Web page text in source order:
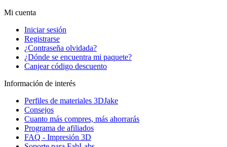
Mi cuenta
Iniciar sesión
Registrarse
¿Contraseña olvidada?
¿Dónde se encuentra mi paquete?
Canjear código descuento
Información de interés
Perfiles de materiales 3DJake
Consejos
Cuanto más compres, más ahorrarás
Programa de afiliados
FAQ - Impresión 3D